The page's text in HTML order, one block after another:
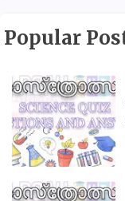
Popular